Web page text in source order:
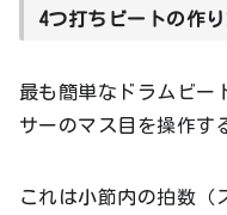
4つ打ちビートの作
最も簡単なドラムビー
サーのマス目を操作す
これは小節内の拍数（